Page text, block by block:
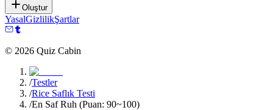
Oluştur
YasalGizlilikŞartlar
© 2026 Quiz Cabin
/Testler
/Rice Saflık Testi
/En Saf Ruh (Puan: 90~100)